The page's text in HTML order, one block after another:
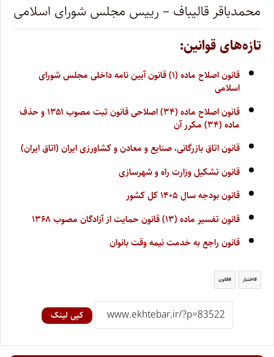
محمدباقر قالیباف – رییس مجلس شورای اسلامی
تازه‌های قوانین:
قانون اصلاح ماده (۱) قانون آیین نامه داخلی مجلس شورای
اسلامی
قانون اصلاح ماده (۳۴) اصلاحی قانون ثبت مصوب ۱۳۵۱ و حذف
ماده (۳۴) مکرر آن
قانون اتاق بازرگانی، صنایع و معادن و کشاورزی ایران (اتاق ایران)
قانون تشکیل وزارت راه و شهرسازی
قانون بودجه سال ۱۴۰۵ کل کشور
قانون تفسیر ماده (۱۳) قانون حمایت از آزادگان مصوب ۱۳۶۸
قانون راجع به خدمت نیمه وقت بانوان
اختبار قانون
کپی لینک